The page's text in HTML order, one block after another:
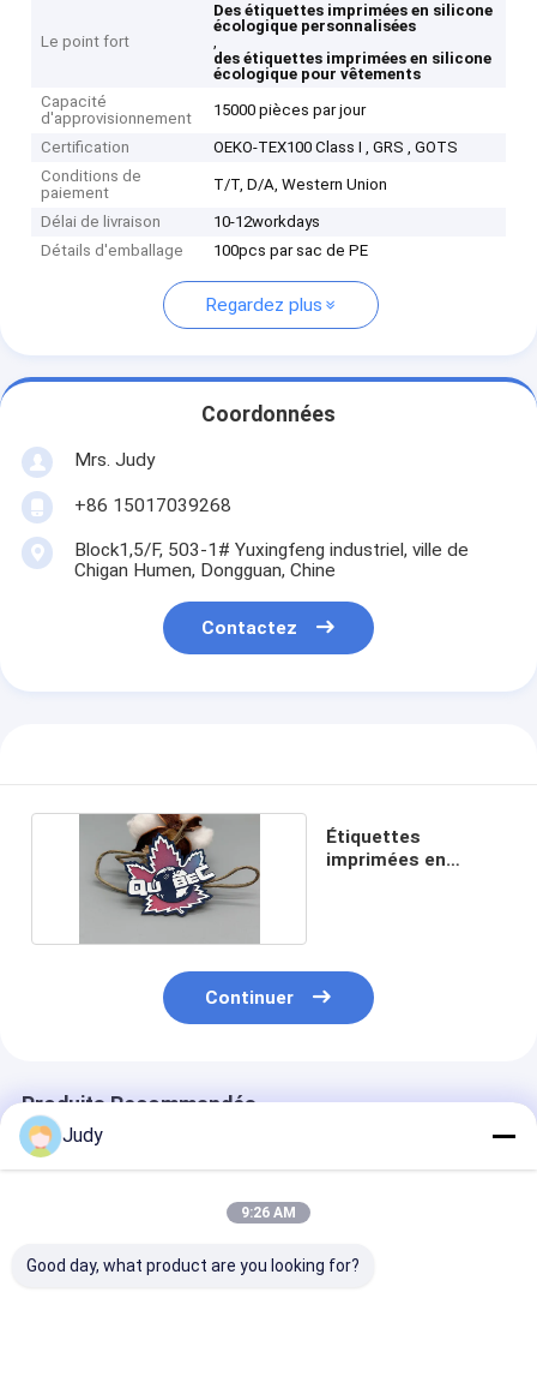
Le point fort
Des étiquettes imprimées en silicone
écologique personnalisées
,
des étiquettes imprimées en silicone
écologique pour vêtements
Capacité
d'approvisionnement
15000 pièces par jour
Certification
OEKO-TEX100 Class I , GRS , GOTS
Conditions de
paiement
T/T, D/A, Western Union
Délai de livraison
10-12workdays
Détails d'emballage
100pcs par sac de PE
Regardez plus
Coordonnées
Mrs. Judy
+86 15017039268
Block1,5/F, 503-1# Yuxingfeng industriel, ville de
Chigan Humen, Dongguan, Chine
Contactez
Étiquettes
imprimées en
Continuer
Produits Recommandés
Judy
9:26 AM
Good day, what product are you looking for?